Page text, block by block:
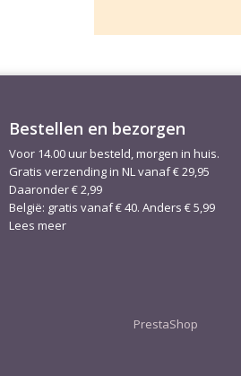
Bestellen en bezorgen
Voor 14.00 uur besteld, morgen in huis.
Gratis verzending in NL vanaf € 29,95
Daaronder € 2,99
België: gratis vanaf € 40. Anders € 5,99
Lees meer
PrestaShop